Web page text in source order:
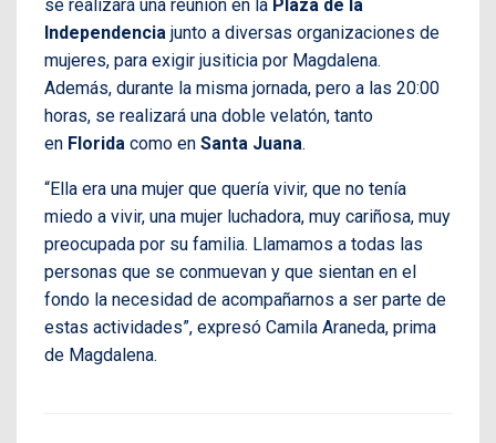
se realizará una reunión en la Plaza de la
Independencia junto a diversas organizaciones de
mujeres, para exigir jusiticia por Magdalena.
Además, durante la misma jornada, pero a las 20:00
horas, se realizará una doble velatón, tanto
en Florida como en Santa Juana.
“Ella era una mujer que quería vivir, que no tenía
miedo a vivir, una mujer luchadora, muy cariñosa, muy
preocupada por su familia. Llamamos a todas las
personas que se conmuevan y que sientan en el
fondo la necesidad de acompañarnos a ser parte de
estas actividades”, expresó Camila Araneda, prima
de Magdalena.